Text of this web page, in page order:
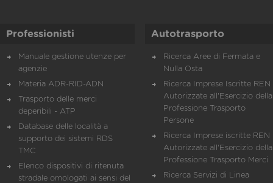
Professionisti
Manuale gestione utenze per
agenzie
Materia ADR-RID-ADN
Trasporto delle merci
deperibili - ATP
Database delle località a
supporto dei sistemi RDS
TMC
Elenco dispositivi di ritenuta
stradale omologati ai sensi del
Autotrasporto
Ricerca Aree di Fermata e
Nulla Osta
Ricerca Imprese Iscritte REN
Autorizzate all'Esercizio della
Professione Trasporto
Persone
Ricerca Imprese iscritte REN
Autorizzate all'Esercizio della
Professione Trasporto Merci
Ricerca Servizi di Linea